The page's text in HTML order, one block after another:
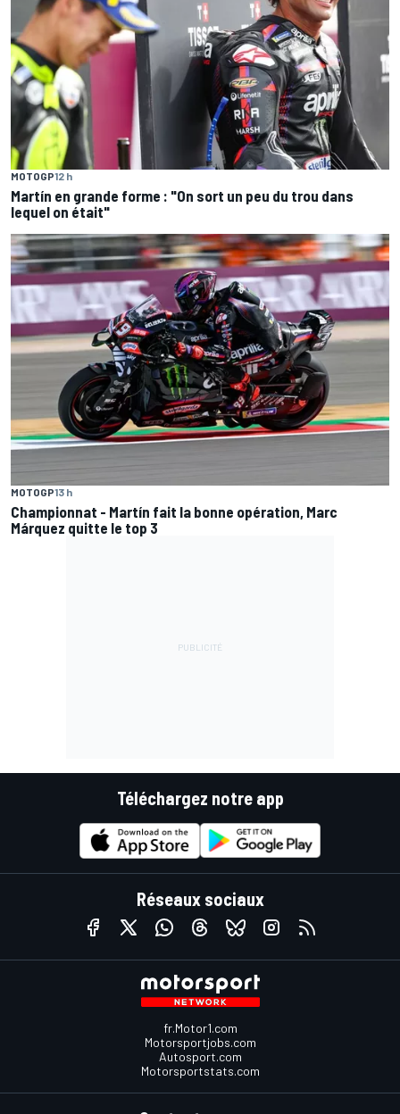
MOTOGP12 h
Martín en grande forme : "On sort un peu du trou dans
lequel on était"
MOTOGP13 h
Championnat - Martín fait la bonne opération, Marc
Márquez quitte le top 3
Téléchargez notre app
Réseaux sociaux
fr.Motor1.com
Motorsportjobs.com
Autosport.com
Motorsportstats.com